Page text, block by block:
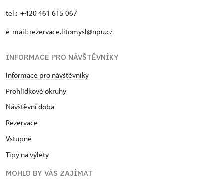
tel.: +420 461 615 067
e-mail: rezervace.litomysl@npu.cz
INFORMACE PRO NÁVŠTĚVNÍKY
Informace pro návštěvníky
Prohlídkové okruhy
Návštěvní doba
Rezervace
Vstupné
Tipy na výlety
MOHLO BY VÁS ZAJÍMAT